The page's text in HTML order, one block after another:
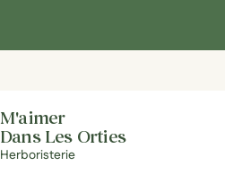
M'aimer
Dans Les Orties
Herboristerie